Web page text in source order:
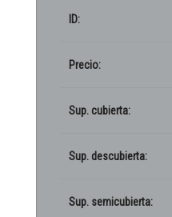
ID:
Precio:
Sup. cubierta:
Sup. descubierta:
Sup. semicubierta: